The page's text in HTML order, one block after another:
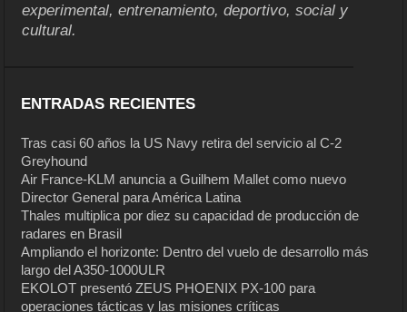
experimental, entrenamiento, deportivo, social y
cultural.
ENTRADAS RECIENTES
Tras casi 60 años la US Navy retira del servicio al C-2
Greyhound
Air France-KLM anuncia a Guilhem Mallet como nuevo
Director General para América Latina
Thales multiplica por diez su capacidad de producción de
radares en Brasil
Ampliando el horizonte: Dentro del vuelo de desarrollo más
largo del A350-1000ULR
EKOLOT presentó ZEUS PHOENIX PX-100 para
operaciones tácticas y las misiones críticas